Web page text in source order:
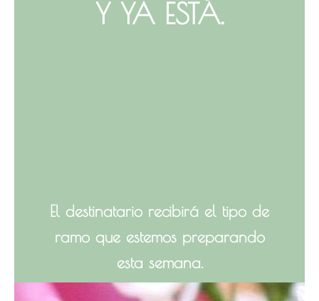
Y YA ESTÁ.
El destinatario recibirá el tipo de
ramo que estemos preparando
esta semana.